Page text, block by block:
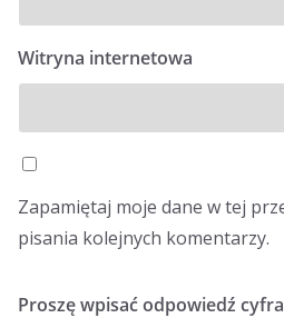
Witryna internetowa
Zapamiętaj moje dane w tej
pisania kolejnych komentarzy.
Proszę wpisać odpowiedź